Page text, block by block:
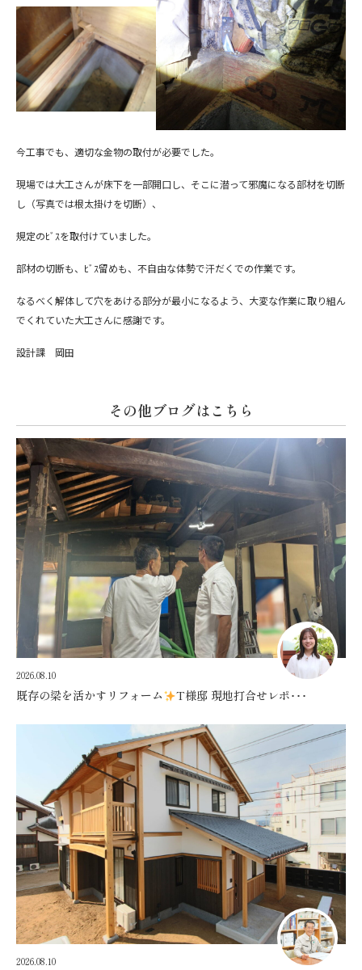
今工事でも、適切な金物の取付が必要でした。
現場では大工さんが床下を一部開口し、そこに潜って邪魔になる部材を切断
し（写真では根太掛けを切断）、
規定のﾋﾞｽを取付けていました。
部材の切断も、ﾋﾞｽ留めも、不自由な体勢で汗だくでの作業です。
なるべく解体して穴をあける部分が最小になるよう、大変な作業に取り組ん
でくれていた大工さんに感謝です。
設計課 岡田
その他ブログはこちら
2026.08.10
既存の梁を活かすリフォーム T様邸 現地打合せレポ･･･
2026.08.10